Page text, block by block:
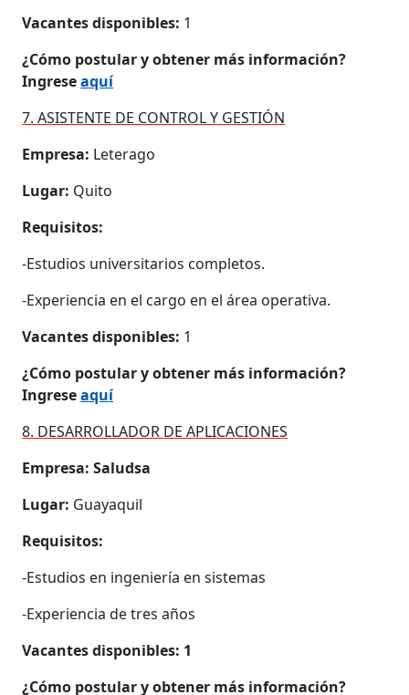
Vacantes disponibles: 1
¿Cómo postular y obtener más información?
Ingreseaquí
7. ASISTENTE DE CONTROL Y GESTIÓN
Empresa: Leterago
Lugar: Quito
Requisitos:
-Estudios universitarios completos.
-Experiencia en el cargo en el área operativa.
Vacantes disponibles: 1
¿Cómo postular y obtener más información?
Ingreseaquí
8. DESARROLLADOR DE APLICACIONES
Empresa: Saludsa
Lugar: Guayaquil
Requisitos:
-Estudios en ingeniería en sistemas
-Experiencia de tres años
Vacantes disponibles: 1
¿Cómo postular y obtener más información?